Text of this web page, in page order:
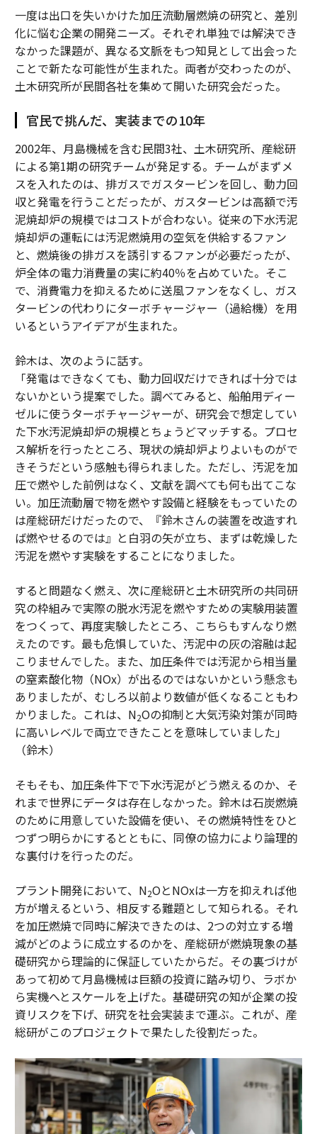
一度は出口を失いかけた加圧流動層燃焼の研究と、差別
化に悩む企業の開発ニーズ。それぞれ単独では解決でき
なかった課題が、異なる文脈をもつ知見として出会った
ことで新たな可能性が生まれた。両者が交わったのが、
土木研究所が民間各社を集めて開いた研究会だった。
官民で挑んだ、実装までの10年
2002年、月島機械を含む民間3社、土木研究所、産総研
による第1期の研究チームが発足する。チームがまずメ
スを入れたのは、排ガスでガスタービンを回し、動力回
収と発電を行うことだったが、ガスタービンは高額で汚
泥焼却炉の規模ではコストが合わない。従来の下水汚泥
焼却炉の運転には汚泥燃焼用の空気を供給するファン
と、燃焼後の排ガスを誘引するファンが必要だったが、
炉全体の電力消費量の実に約40％を占めていた。そこ
で、消費電力を抑えるために送風ファンをなくし、ガス
タービンの代わりにターボチャージャー（過給機）を用
いるというアイデアが生まれた。
鈴木は、次のように話す。
「発電はできなくても、動力回収だけできれば十分では
ないかという提案でした。調べてみると、船舶用ディー
ゼルに使うターボチャージャーが、研究会で想定してい
た下水汚泥焼却炉の規模とちょうどマッチする。プロセ
ス解析を行ったところ、現状の焼却炉よりよいものがで
きそうだという感触も得られました。ただし、汚泥を加
圧で燃やした前例はなく、文献を調べても何も出てこな
い。加圧流動層で物を燃やす設備と経験をもっていたの
は産総研だけだったので、『鈴木さんの装置を改造すれ
ば燃やせるのでは』と白羽の矢が立ち、まずは乾燥した
汚泥を燃やす実験をすることになりました。
すると問題なく燃え、次に産総研と土木研究所の共同研
究の枠組みで実際の脱水汚泥を燃やすための実験用装置
をつくって、再度実験したところ、こちらもすんなり燃
えたのです。最も危惧していた、汚泥中の灰の溶融は起
こりませんでした。また、加圧条件では汚泥から相当量
の窒素酸化物（NOx）が出るのではないかという懸念も
ありましたが、むしろ以前より数値が低くなることもわ
かりました。これは、N2Oの抑制と大気汚染対策が同時
に高いレベルで両立できたことを意味していました」
（鈴木）
そもそも、加圧条件下で下水汚泥がどう燃えるのか、そ
れまで世界にデータは存在しなかった。鈴木は石炭燃焼
のために用意していた設備を使い、その燃焼特性をひと
つずつ明らかにするとともに、同僚の協力により論理的
な裏付けを行ったのだ。
プラント開発において、N2OとNOxは一方を抑えれば他
方が増えるという、相反する難題として知られる。それ
を加圧燃焼で同時に解決できたのは、2つの対立する増
減がどのように成立するのかを、産総研が燃焼現象の基
礎研究から理論的に保証していたからだ。その裏づけが
あって初めて月島機械は巨額の投資に踏み切り、ラボか
ら実機へとスケールを上げた。基礎研究の知が企業の投
資リスクを下げ、研究を社会実装まで運ぶ。これが、産
総研がこのプロジェクトで果たした役割だった。